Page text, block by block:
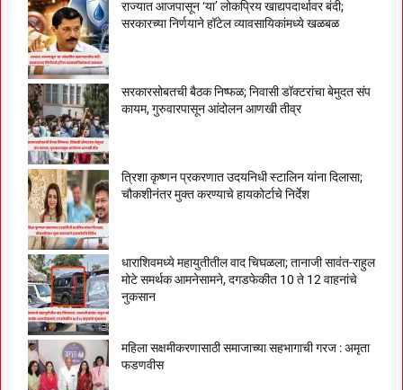
राज्यात आजपासून ‘या’ लोकप्रिय खाद्यपदार्थावर बंदी;
सरकारच्या निर्णयाने हॉटेल व्यावसायिकांमध्ये खळबळ
सरकारसोबतची बैठक निष्फळ; निवासी डॉक्टरांचा बेमुदत संप
कायम, गुरुवारपासून आंदोलन आणखी तीव्र
त्रिशा कृष्णन प्रकरणात उदयनिधी स्टालिन यांना दिलासा;
चौकशीनंतर मुक्त करण्याचे हायकोर्टाचे निर्देश
धाराशिवमध्ये महायुतीतील वाद चिघळला; तानाजी सावंत-राहुल
मोटे समर्थक आमनेसामने, दगडफेकीत 10 ते 12 वाहनांचे
नुकसान
महिला सक्षमीकरणासाठी समाजाच्या सहभागाची गरज : अमृता
फडणवीस